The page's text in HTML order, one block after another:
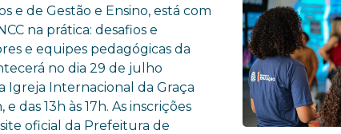
e de Gestão e Ensino, está com
na prática: desafios e
e equipes pedagógicas da
no dia 29 de julho
Igreja Internacional da Graça
das 13h às 17h. As inscrições
oficial da Prefeitura de